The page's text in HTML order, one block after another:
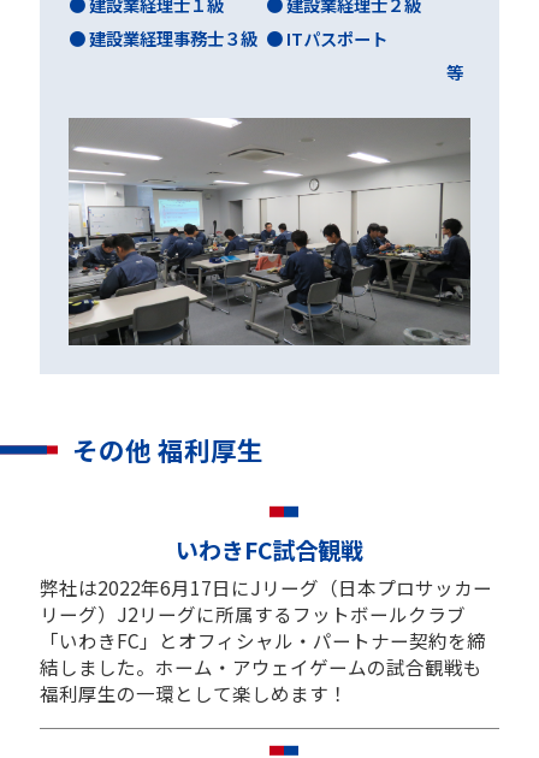
● 建設業経理事務士３級 ● ITパスポート
等
その他 福利厚生
いわきFC試合観戦
弊社は2022年6月17日にJリーグ（日本プロサッカー
リーグ）J2リーグに所属するフットボールクラブ
「いわきFC」とオフィシャル・パートナー契約を締
結しました。ホーム・アウェイゲームの試合観戦も
福利厚生の一環として楽しめます！